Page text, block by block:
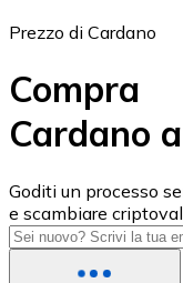
USD Coin
USDC
Prezzo di Cardano
Compra
Cardano
Goditi un processo
e scambiare